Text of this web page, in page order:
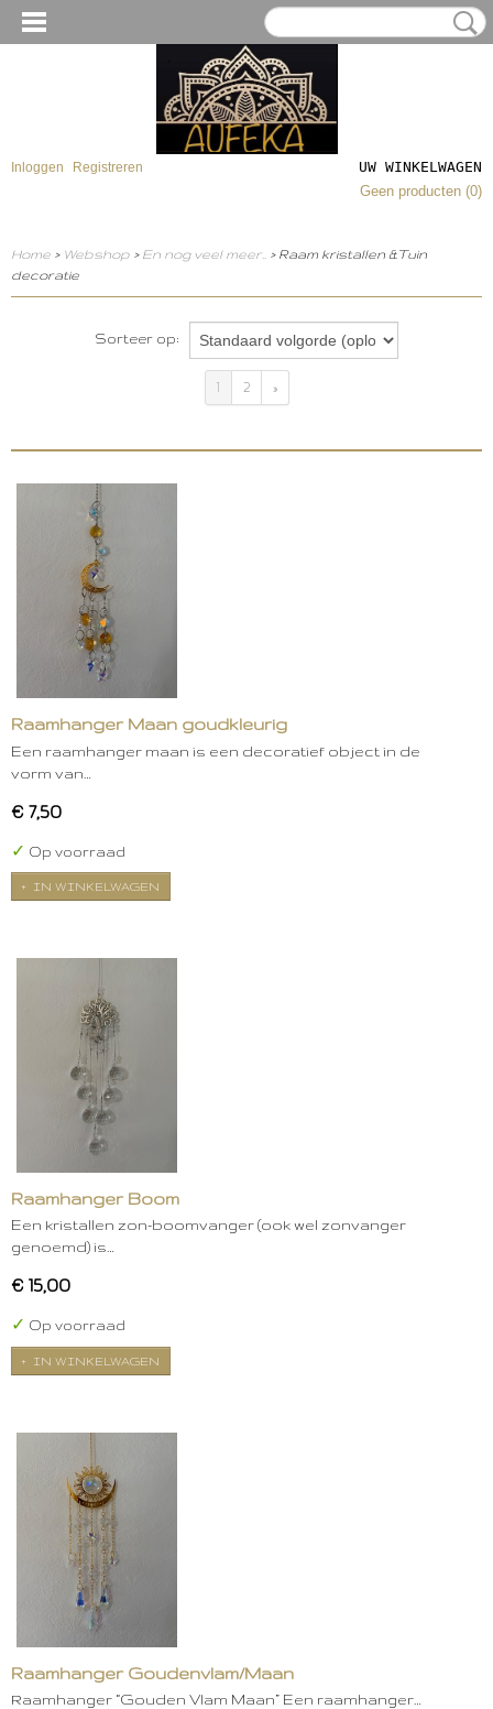
Inloggen Registreren
UW WINKELWAGEN
Geen producten (0)
Home > Webshop > En nog veel meer..
> Raam kristallen &Tuin
decoratie
Sorteer op:
1 2 »
Raamhanger Maan goudkleurig
Een raamhanger maan is een decoratief object in de
vorm van…
€ 7,50
✓ Op voorraad
IN WINKELWAGEN
Raamhanger Boom
Een kristallen zon-boomvanger (ook wel zonvanger
genoemd) is…
€ 15,00
✓ Op voorraad
IN WINKELWAGEN
Raamhanger Goudenvlam/Maan
Raamhanger “Gouden Vlam Maan” Een raamhanger…